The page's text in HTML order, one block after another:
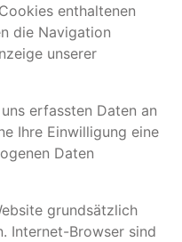
enthaltenen
die Navigation
unserer
erfassten Daten an
Ihre Einwilligung eine
Daten
grundsätzlich
Internet-Browser sind